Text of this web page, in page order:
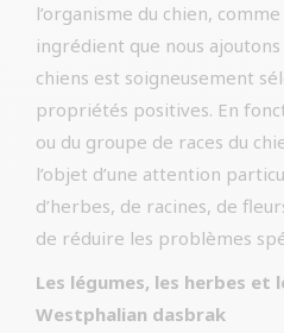
l’organisme du chien,
ingrédient que nous
chiens est soigneusement
propriétés positives. En
ou du groupe de races du
l’objet d’une attention
d’herbes, de racines, de
de réduire les problèmes
Les légumes, les herbes et
Westphalian dasbrak